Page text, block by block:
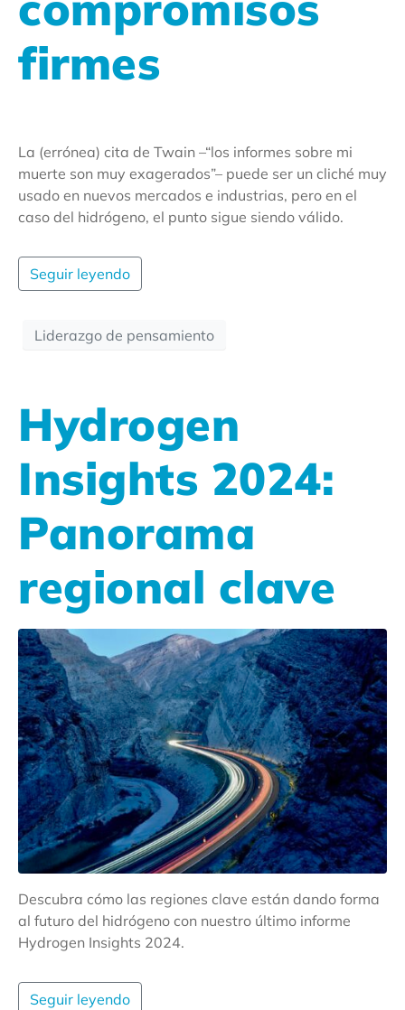
firmes
La (errónea) cita de Twain –“los informes sobre mi
muerte son muy exagerados”– puede ser un cliché muy
usado en nuevos mercados e industrias, pero en el
caso del hidrógeno, el punto sigue siendo válido.
Seguir leyendo
Liderazgo de pensamiento
Hydrogen
Insights 2024:
Panorama
regional clave
Descubra cómo las regiones clave están dando forma
al futuro del hidrógeno con nuestro último informe
Hydrogen Insights 2024.
Seguir leyendo